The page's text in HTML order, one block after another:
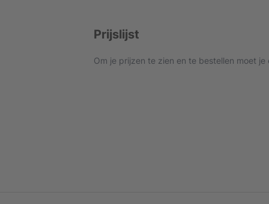
Prijslijst
Om je prijzen te zien en te bestellen moet